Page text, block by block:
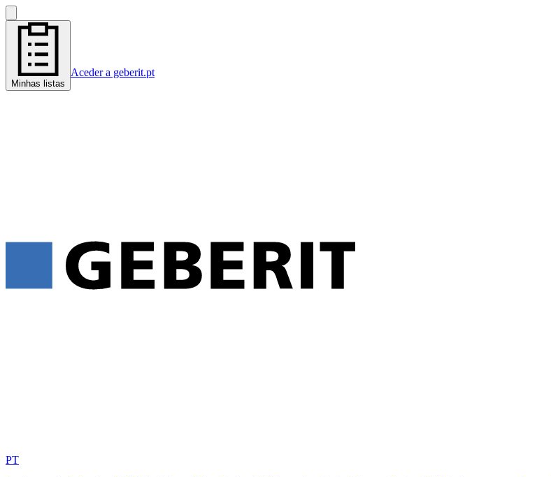
Minhas listas
Aceder a geberit.pt
PT